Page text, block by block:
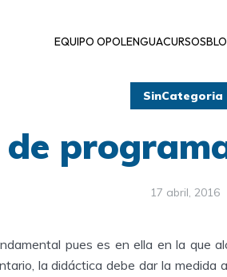
EQUIPO OPOLENGUACURSOS
SinCategoria
de
17 abril, 2016
pues es en ella en la que
la didáctica debe dar la medida